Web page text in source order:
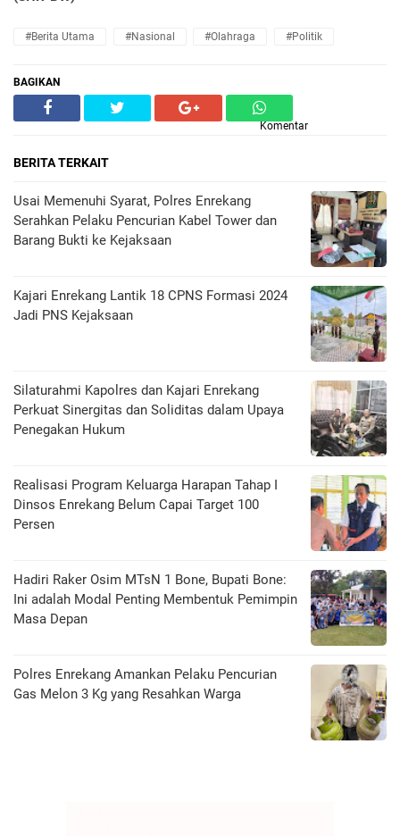
#Berita Utama #Nasional #Olahraga #Politik
BAGIKAN
Komentar
BERITA TERKAIT
Usai Memenuhi Syarat, Polres Enrekang
Serahkan Pelaku Pencurian Kabel Tower dan
Barang Bukti ke Kejaksaan
Kajari Enrekang Lantik 18 CPNS Formasi 2024
Jadi PNS Kejaksaan
Silaturahmi Kapolres dan Kajari Enrekang
Perkuat Sinergitas dan Soliditas dalam Upaya
Penegakan Hukum
Realisasi Program Keluarga Harapan Tahap I
Dinsos Enrekang Belum Capai Target 100
Persen
Hadiri Raker Osim MTsN 1 Bone, Bupati Bone:
Ini adalah Modal Penting Membentuk Pemimpin
Masa Depan
Polres Enrekang Amankan Pelaku Pencurian
Gas Melon 3 Kg yang Resahkan Warga